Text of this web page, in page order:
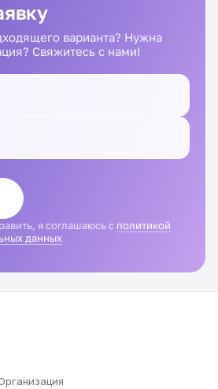
варианта? Нужна
Свяжитесь с нами!
я соглашаюсь с политикой
данных